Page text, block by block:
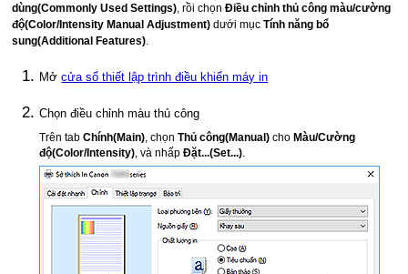
dùng(Commonly Used Settings) , rồi chọnĐiều chỉnh thủ công màu/cường
độ(Color/Intensity Manual Adjustment) dưới mụcTính năng bổ
sung(Additional Features)
Mởcửa sổ thiết lập trình điều khiển máy in
Chọn điều chỉnh màu thủ công
Trên tabChính(Main) , chọnThủ công(Manual) cho Màu/Cường
độ(Color/Intensity) , và nhấpĐặt...(Set...)